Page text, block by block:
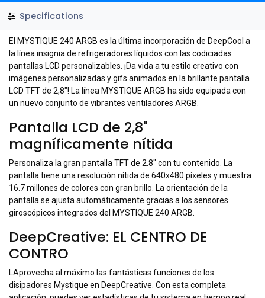
Specifications
El MYSTIQUE 240 ARGB es la última incorporación de DeepCool a
la línea insignia de refrigeradores líquidos con las codiciadas
pantallas LCD personalizables. ¡Da vida a tu estilo creativo con
imágenes personalizadas y gifs animados en la brillante pantalla
LCD TFT de 2,8"! La línea MYSTIQUE ARGB ha sido equipada con
un nuevo conjunto de vibrantes ventiladores ARGB.
Pantalla LCD de 2,8"
magníficamente nítida
Personaliza la gran pantalla TFT de 2.8" con tu contenido. La
pantalla tiene una resolución nítida de 640x480 píxeles y muestra
16.7 millones de colores con gran brillo. La orientación de la
pantalla se ajusta automáticamente gracias a los sensores
giroscópicos integrados del MYSTIQUE 240 ARGB.
DeepCreative: EL CENTRO DE
CONTRO
LAprovecha al máximo las fantásticas funciones de los
disipadores Mystique en DeepCreative. Con esta completa